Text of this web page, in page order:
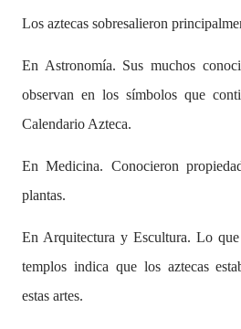
Los aztecas sobresalieron
En Astronomía. Sus muchos
observan en los símbolos que
Calendario Azteca.
En Medicina. Conocieron
plantas.
En Arquitectura y Escultura. Lo
templos indica que los aztecas
estas artes.